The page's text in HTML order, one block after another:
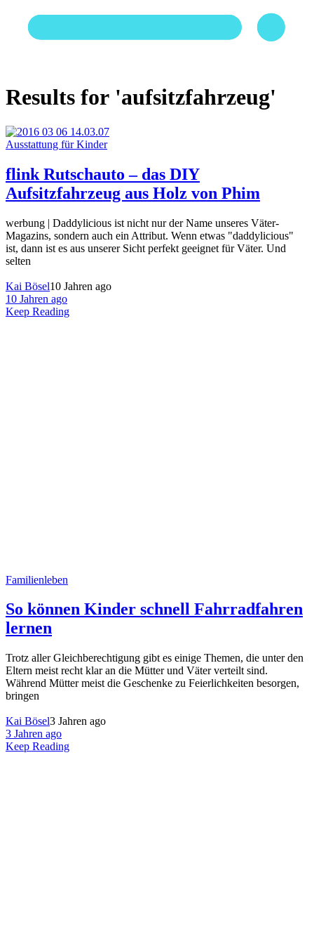
Results for 'aufsitzfahrzeug'
Ausstattung für Kinder
flink Rutschauto – das DIY
Aufsitzfahrzeug aus Holz von Phim
werbung | Daddylicious ist nicht nur der Name unseres Väter-
Magazins, sondern auch ein Attribut. Wenn etwas "daddylicious"
ist, dann ist es aus unserer Sicht perfekt geeignet für Väter. Und
selten
Kai Bösel10 Jahren ago
10 Jahren ago
Keep Reading
Familienleben
So können Kinder schnell Fahrradfahren
lernen
Trotz aller Gleichberechtigung gibt es einige Themen, die unter den
Eltern meist recht klar an die Mütter und Väter verteilt sind.
Während Mütter meist die Geschenke zu Feierlichkeiten besorgen,
bringen
Kai Bösel3 Jahren ago
3 Jahren ago
Keep Reading